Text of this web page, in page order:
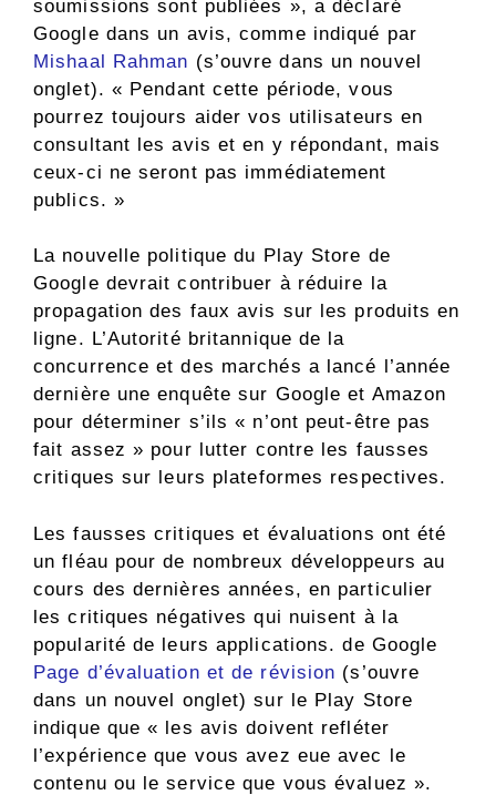
soumissions sont publiées », a déclaré
Google dans un avis, comme indiqué par
Mishaal Rahman (s’ouvre dans un nouvel
onglet). « Pendant cette période, vous
pourrez toujours aider vos utilisateurs en
consultant les avis et en y répondant, mais
ceux-ci ne seront pas immédiatement
publics. »
La nouvelle politique du Play Store de
Google devrait contribuer à réduire la
propagation des faux avis sur les produits en
ligne. L’Autorité britannique de la
concurrence et des marchés a lancé l’année
dernière une enquête sur Google et Amazon
pour déterminer s’ils « n’ont peut-être pas
fait assez » pour lutter contre les fausses
critiques sur leurs plateformes respectives.
Les fausses critiques et évaluations ont été
un fléau pour de nombreux développeurs au
cours des dernières années, en particulier
les critiques négatives qui nuisent à la
popularité de leurs applications. de Google
Page d’évaluation et de révision (s’ouvre
dans un nouvel onglet) sur le Play Store
indique que « les avis doivent refléter
l’expérience que vous avez eue avec le
contenu ou le service que vous évaluez ».